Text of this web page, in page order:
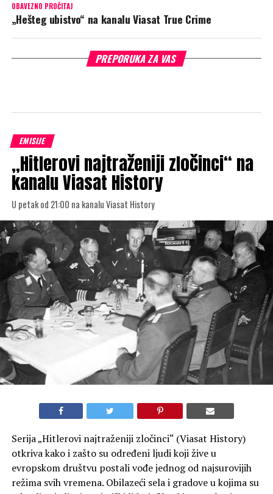
OBAVEZNO PROČITAJ
„Hešteg ubistvo“ na kanalu Viasat True Crime
PREPORUKA ZA VAS
EMISIJE
„Hitlerovi najtraženiji zločinci“ na
kanalu Viasat History
U petak od 21:00 na kanalu Viasat History
Serija „Hitlerovi najtraženiji zločinci“ (Viasat History)
otkriva kako i zašto su određeni ljudi koji žive u
evropskom društvu postali vođe jednog od najsurovijih
režima svih vremena. Obilazeći sela i gradove u kojima su